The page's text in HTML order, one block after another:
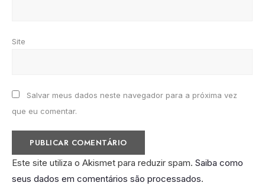
Site
Salvar meus dados neste navegador para a próxima vez
que eu comentar.
Este site utiliza o Akismet para reduzir spam. Saiba como
seus dados em comentários são processados.